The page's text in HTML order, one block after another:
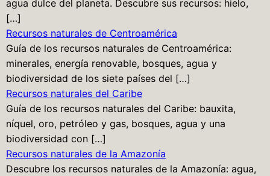
agua dulce del planeta. Descubre sus recursos: hielo,
[…]
Recursos naturales de Centroamérica
Guía de los recursos naturales de Centroamérica:
minerales, energía renovable, bosques, agua y
biodiversidad de los siete países del […]
Recursos naturales del Caribe
Guía de los recursos naturales del Caribe: bauxita,
níquel, oro, petróleo y gas, bosques, agua y una
biodiversidad con […]
Recursos naturales de la Amazonía
Descubre los recursos naturales de la Amazonía: agua,